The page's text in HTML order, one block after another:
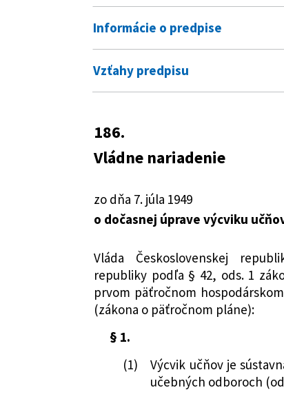
Informácie o predpise
Číslo predpisu: 186/1949 Zb.
Názov: Vládne nariadenie o
Dátum schválenia:
07.07.1949
Dátum účinnosti od:
Autor: Vláda Československej
Právna oblasť:
Školstvo a
Nachádza sa v čiastke: 55/1949
Vzťahy predpisu
186.
Vládne nariadenie
zo dňa 7. júla 1949
o dočasnej úprave výcviku
Vláda Československej
republiky podľa § 42, ods. 1
prvom päťročnom
(zákona o päťročnom pláne):
§ 1.
(1)
Výcvik učňov je
učebných odboroch